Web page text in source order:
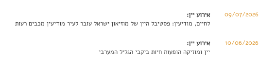
09/07/2026
אירוע יין:
לחיים, מודיעין: פסטיבל היין של מוזיאון ישראל עובר לעיר מודיעין מכבים רעות
10/06/2026
אירוע יין:
יין ומוזיקה הופעות חיות ביקבי הגליל המערבי